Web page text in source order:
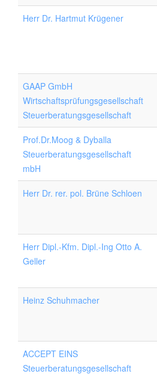
Herr Dr. Hartmut Krügener
GAAP GmbH
Wirtschaftsprüfungsgesellschaft
Steuerberatungsgesellschaft
Prof.Dr.Moog & Dyballa
Steuerberatungsgesellschaft
mbH
Herr Dr. rer. pol. Brüne Schloen
Herr Dipl.-Kfm. Dipl.-Ing Otto A.
Geller
Heinz Schuhmacher
ACCEPT EINS
Steuerberatungsgesellschaft